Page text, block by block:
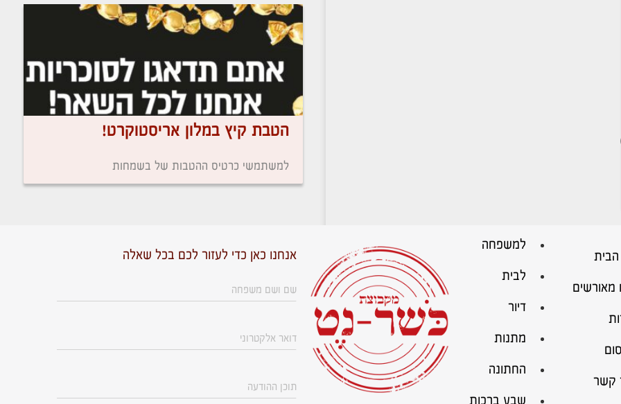
הטבת קיץ במלון אריסטוקרט!
למשתמשי כרטיס ההטבות של בשמחות
מאורשים
קשר
למשפחה
לבית
דיור
מתנות
החתונה
שבע ברכות
אנחנו כאן כדי לעזור לכם בכל שאלה